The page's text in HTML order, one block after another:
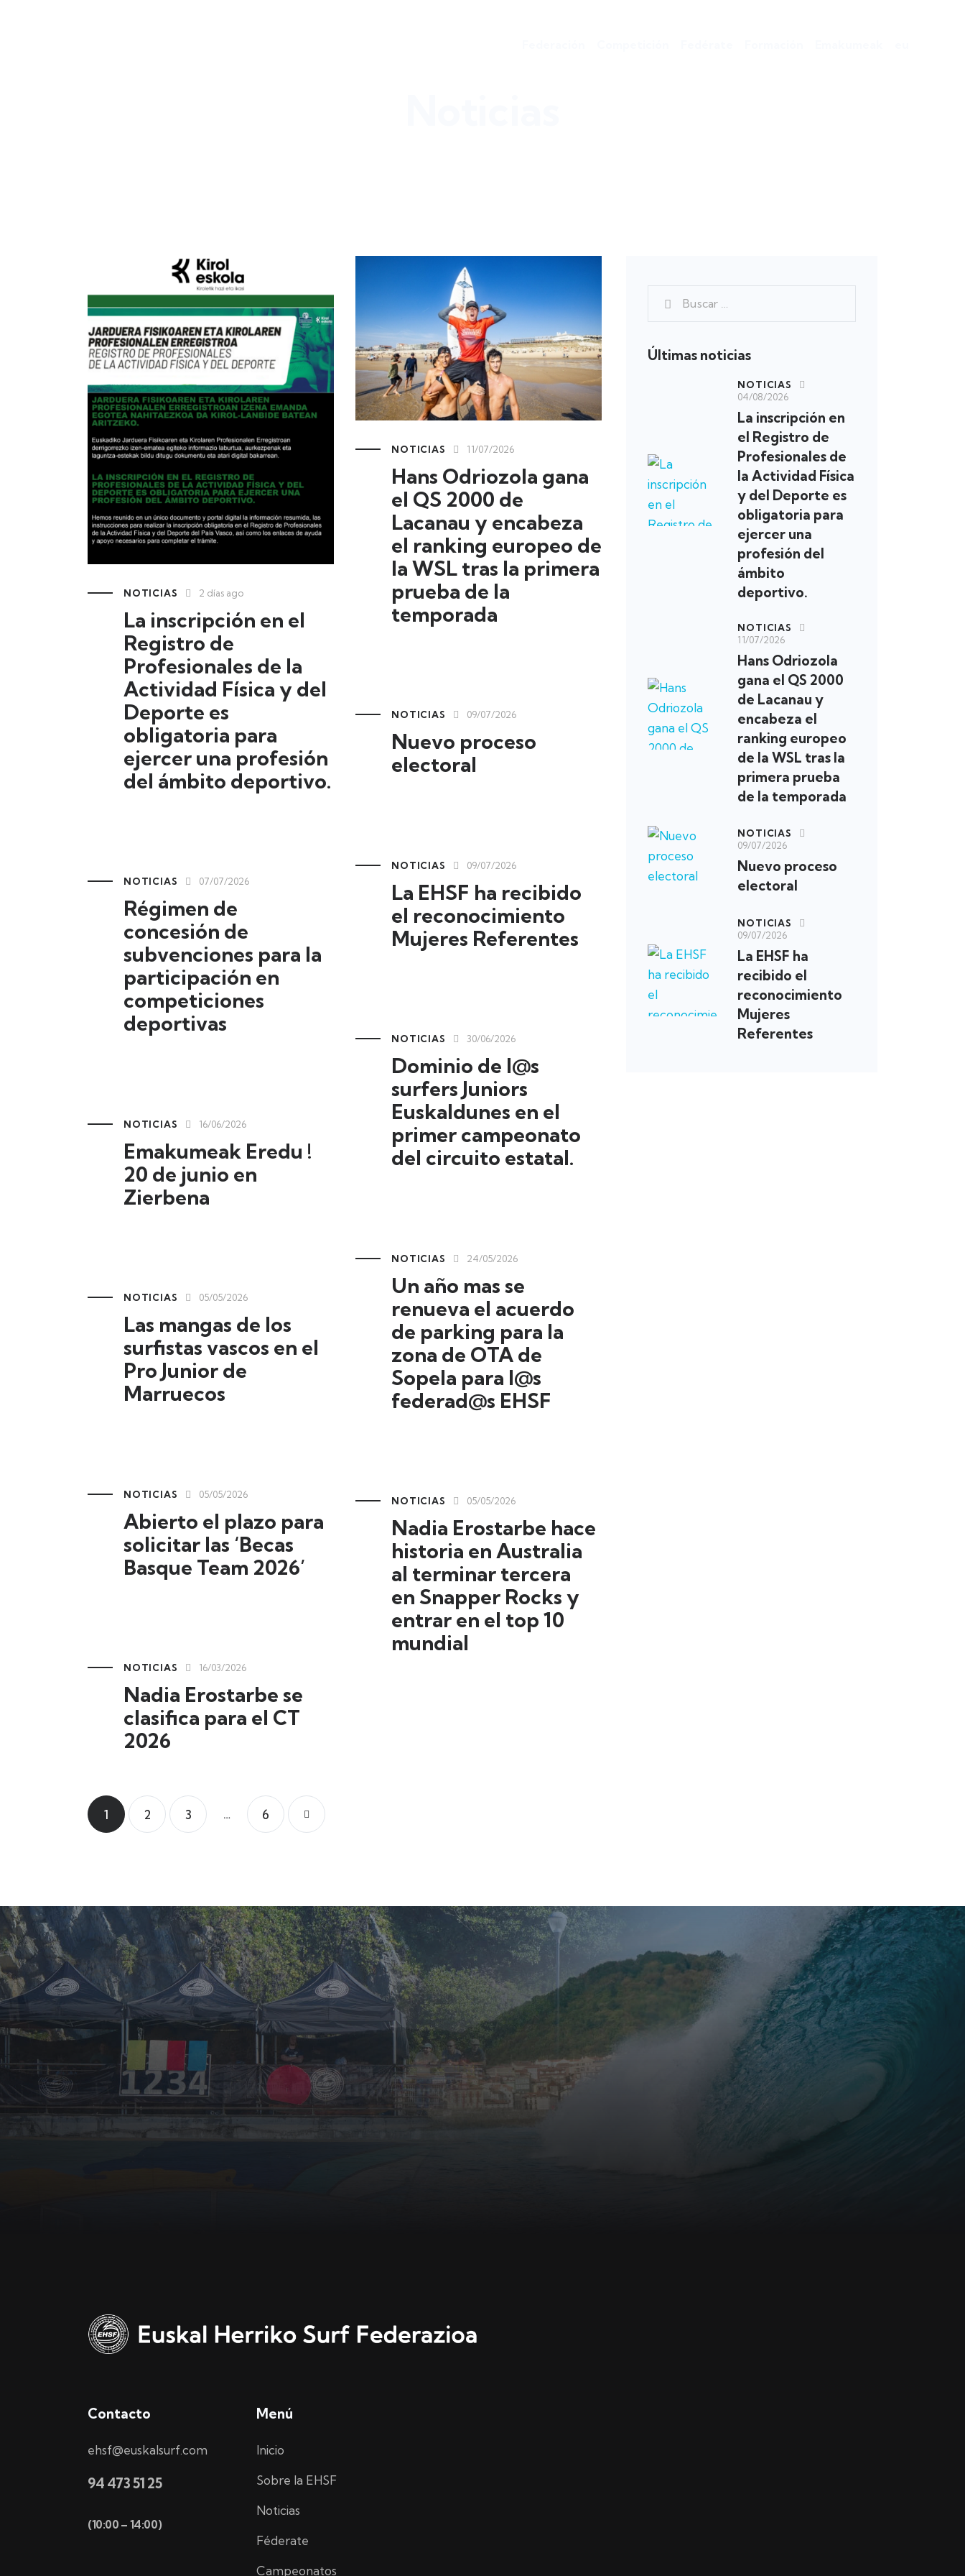
NOTICIAS 2 días ago
La inscripción en el
Registro de
Profesionales de la
Actividad Física y del
Deporte es
obligatoria para
ejercer una profesión
del ámbito deportivo.
NOTICIAS 11/07/2026
Hans Odriozola gana
el QS 2000 de
Lacanau y encabeza
el ranking europeo de
la WSL tras la primera
prueba de la
temporada
NOTICIAS 09/07/2026
Nuevo proceso
electoral
NOTICIAS 09/07/2026
La EHSF ha recibido
el reconocimiento
Mujeres Referentes
NOTICIAS 07/07/2026
Régimen de
concesión de
subvenciones para la
participación en
competiciones
deportivas
NOTICIAS 30/06/2026
Dominio de l@s
surfers Juniors
Euskaldunes en el
primer campeonato
del circuito estatal.
NOTICIAS 16/06/2026
Emakumeak Eredu !
20 de junio en
Zierbena
NOTICIAS 24/05/2026
Un año mas se
renueva el acuerdo
de parking para la
zona de OTA de
Sopela para l@s
federad@s EHSF
NOTICIAS 05/05/2026
Las mangas de los
surfistas vascos en el
Pro Junior de
Marruecos
NOTICIAS 05/05/2026
Abierto el plazo para
solicitar las ‘Becas
Basque Team 2026’
NOTICIAS 05/05/2026
Nadia Erostarbe hace
historia en Australia
al terminar tercera
en Snapper Rocks y
entrar en el top 10
mundial
NOTICIAS 16/03/2026
Nadia Erostarbe se
clasifica para el CT
2026
1 2 3 … 6
Últimas noticias
NOTICIAS
04/08/2026
La inscripción en
el Registro de
Profesionales de
la Actividad Física
y del Deporte es
obligatoria para
ejercer una
profesión del
ámbito
deportivo.
NOTICIAS
11/07/2026
Hans Odriozola
gana el QS 2000
de Lacanau y
encabeza el
ranking europeo
de la WSL tras la
primera prueba
de la temporada
NOTICIAS
09/07/2026
Nuevo proceso
electoral
NOTICIAS
09/07/2026
La EHSF ha
recibido el
reconocimiento
Mujeres
Referentes
Contacto
ehsf@euskalsurf.com
94 473 51 25
(10:00 – 14:00)
Menú
Inicio
Sobre la EHSF
Noticias
Féderate
Campeonatos